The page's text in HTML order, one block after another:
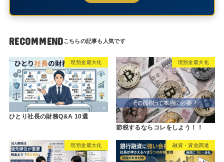
RECOMMEND
現預金最大化
ひとり社長の財務Q&A 10選
現預金最大化
節税するならコレをしよう！！
現預金最大化 融資・資金調達